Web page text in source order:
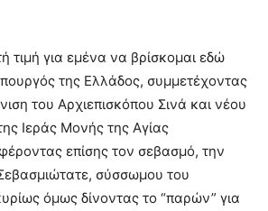
τιμή για εμένα να βρίσκομαι εδώ
της Ελλάδος, συμμετέχοντας
του Αρχιεπισκόπου Σινά και νέου
Ιεράς Μονής της Αγίας
επίσης τον σεβασμό, την
σύσσωμου του
όμως δίνοντας το “παρών” για